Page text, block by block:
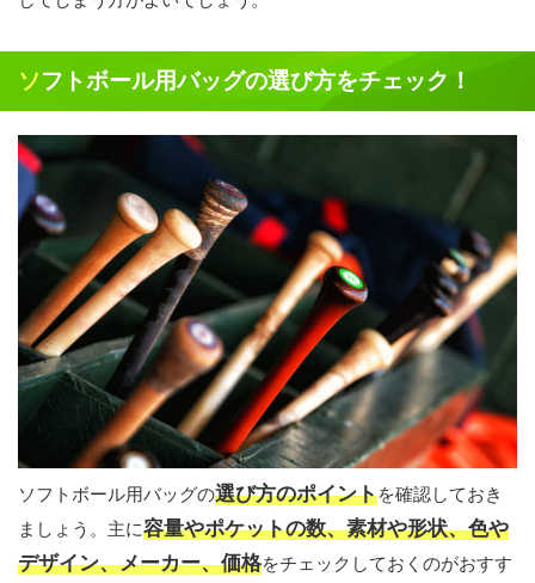
ソフトボール用バッグの選び方をチェック！
ソフトボール用バッグの選び方のポイントを確認しておき
ましょう。主に容量やポケットの数、素材や形状、色や
デザイン、メーカー、価格をチェックしておくのがおすす